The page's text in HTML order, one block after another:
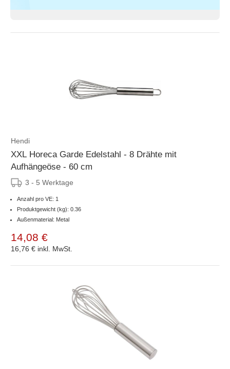
Hendi
XXL Horeca Garde Edelstahl - 8 Drähte mit
Aufhängeöse - 60 cm
3 - 5 Werktage
Anzahl pro VE: 1
Produktgewicht (kg): 0.36
Außenmaterial: Metal
14,08 €
16,76 € inkl. MwSt.